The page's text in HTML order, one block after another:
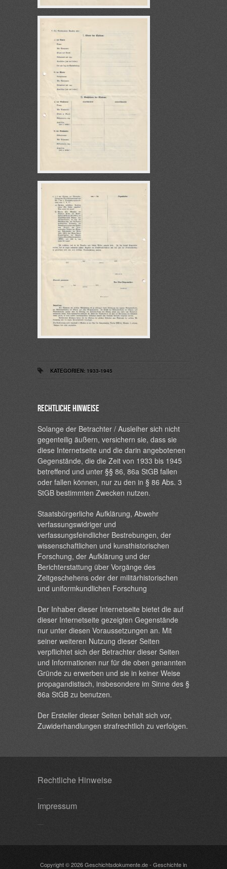
KATEGORIEN: 1933-1945
Rechtliche Hinweise
Solange der Betrachter / Ausleiher sich nicht
gegenteilig äußern, versichern sie, dass sie
diese Internetseite und die darin angebotenen
Gegenstände, die die Zeit von 1933 bis 1945
betreffend und unter §§ 86, 86a StGB fallen
oder fallen können, nur zu den in § 86 Abs. 3
StGB bestimmten Zwecken nutzen.
Staatsbürgerliche Aufklärung, Abwehr
verfassungswidriger und
verfassungsfeindlicher Bestrebungen, der
wissenschaftlichen und kunsthistorischen
Forschung, der Aufklärung und der
Berichterstattung über Vorgänge des
Zeitgeschehens oder der militärhistorischen
und uniformkundlichen Forschung
Der Inhaber dieser Internetseite bietet die auf
dieser Internetseite gezeigten Gegenstände
nur unter diesen Voraussetzungen an. Mit
seiner weiteren Nutzung dieser Seiten
verpflichtet sich der Betrachter dieser Seiten
und Informationen nur für die oben genannten
Gründe zu erwerben und sie in keiner Weise
propagandistisch, insbesondere im Sinne des §
86a StGB zu benutzen.
Der Ersteller dieser Seiten behält sich vor,
Zuwiderhandlungen strafrechtlich zu verfolgen.
Rechtliche Hinweise
Impressum
Copyright © 2026Geschichtsdokumente.de- Geschichte in